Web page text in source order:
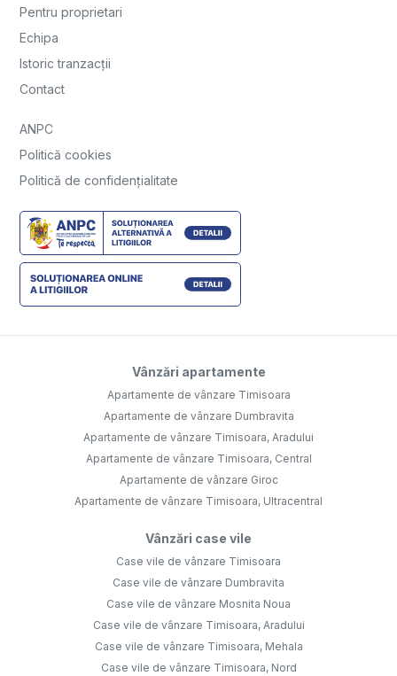
Pentru proprietari
Echipa
Istoric tranzacții
Contact
ANPC
Politică cookies
Politică de confidențialitate
Vânzări apartamente
Apartamente de vânzare Timisoara
Apartamente de vânzare Dumbravita
Apartamente de vânzare Timisoara, Aradului
Apartamente de vânzare Timisoara, Central
Apartamente de vânzare Giroc
Apartamente de vânzare Timisoara, Ultracentral
Vânzări case vile
Case vile de vânzare Timisoara
Case vile de vânzare Dumbravita
Case vile de vânzare Mosnita Noua
Case vile de vânzare Timisoara, Aradului
Case vile de vânzare Timisoara, Mehala
Case vile de vânzare Timisoara, Nord